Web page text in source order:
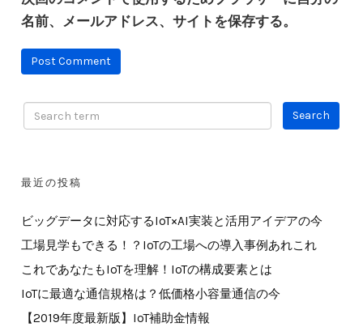
名前、メールアドレス、サイトを保存する。
最近の投稿
ビッグデータに対応するIoT×AI実装と活用アイデアの今
工場見学もできる！？IoTの工場への導入事例あれこれ
これであなたもIoTを理解！IoTの構成要素とは
IoTに最適な通信規格は？低価格小容量通信の今
【2019年度最新版】IoT補助金情報